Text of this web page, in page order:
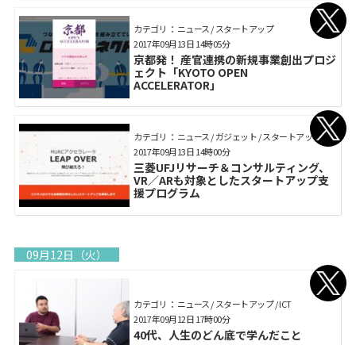
カテゴリ： ニュース / スタートアップ
京都発！ 産官連携の新規事業創出プロジ
ェクト「KYOTO OPEN
ACCELERATOR」
2017年09月13日 14時05分
カテゴリ： ニュース / ガジェット / スタートアップ
三菱UFJリサーチ＆コンサルティング、
VR／ARも対象としたスタートアップ支
援プログラム
2017年09月13日 14時00分
09月12日（火）
カテゴリ： ニュース / スタートアップ / ICT
40代、人生のどん底で学んだこと
2017年09月12日 17時00分